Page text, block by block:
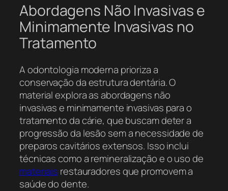
Abordagens Não Invasivas e
Minimamente Invasivas no
Tratamento
A odontologia moderna prioriza a
conservação da estrutura dentária. O
material explora as abordagens não
invasivas e minimamente invasivas para o
tratamento da cárie, que buscam deter a
progressão da lesão sem a necessidade de
preparos cavitários extensos. Isso inclui
técnicas como a remineralização e o uso de
materiais restauradores que promovem a
saúde do dente.